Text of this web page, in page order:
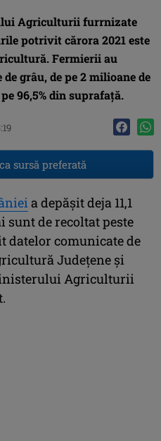
Agriculturii furrnizate
potrivit cărora 2021 este
Fermierii au
grâu, de pe 2 milioane de
96,5% din suprafață.
sursă preferată
a depășit deja 11,1
sunt de recoltat peste
datelor comunicate de
Județene și
Agriculturii